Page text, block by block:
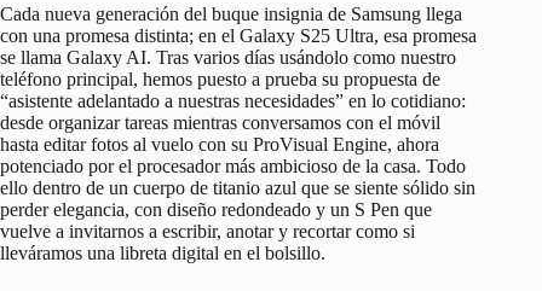
Cada nueva generación del buque insignia de Samsung llega
con una promesa distinta; en el Galaxy S25 Ultra, esa promesa
se llama Galaxy AI. Tras varios días usándolo como nuestro
teléfono principal, hemos puesto a prueba su propuesta de
“asistente adelantado a nuestras necesidades” en lo cotidiano:
desde organizar tareas mientras conversamos con el móvil
hasta editar fotos al vuelo con su ProVisual Engine, ahora
potenciado por el procesador más ambicioso de la casa. Todo
ello dentro de un cuerpo de titanio azul que se siente sólido sin
perder elegancia, con diseño redondeado y un S Pen que
vuelve a invitarnos a escribir, anotar y recortar como si
lleváramos una libreta digital en el bolsillo.